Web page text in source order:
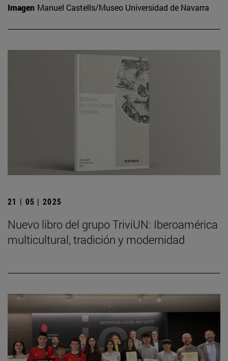
Imagen Manuel Castells/Museo Universidad de Navarra
21 | 05 | 2025
Nuevo libro del grupo TriviUN: Iberoamérica
multicultural, tradición y modernidad